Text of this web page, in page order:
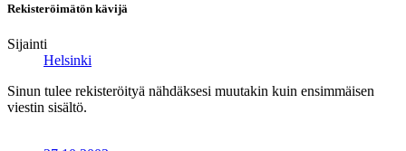
Rekisteröimätön kävijä
Sijainti
Helsinki
Sinun tulee rekisteröityä nähdäksesi muutakin kuin ensimmäisen
viestin sisältö.